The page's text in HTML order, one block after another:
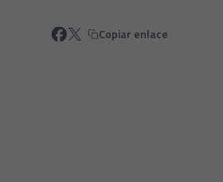
Copiar enlace